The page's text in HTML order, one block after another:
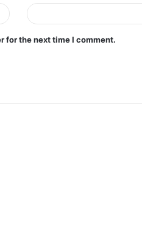
for the next time I comment.